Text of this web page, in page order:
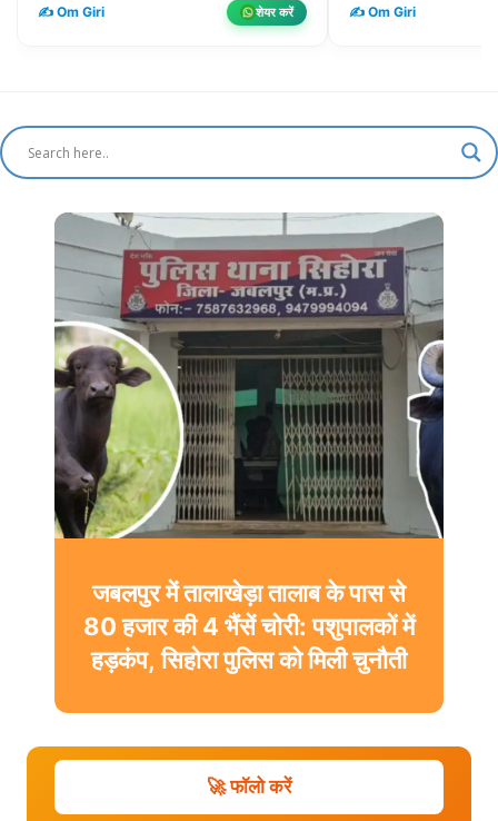
✍️ Om Giri शेयर करें ✍️ Om Giri
जबलपुर में तालाखेड़ा तालाब के पास से
80 हजार की 4 भैंसें चोरी: पशुपालकों में
हड़कंप, सिहोरा पुलिस को मिली चुनौती
उज्जैन में गूंजेगी बी प्राक की आवाज:
श्रावण कला उत्सव में देंगे भजनों की
प्रस्तुति, मंदिर व्यवस्थाओं की जमकर
🚀 फॉलो करें